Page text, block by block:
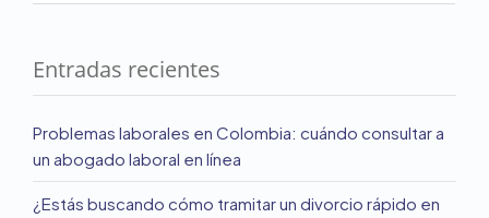
Entradas recientes
Problemas laborales en Colombia: cuándo consultar a
un abogado laboral en línea
¿Estás buscando cómo tramitar un divorcio rápido en